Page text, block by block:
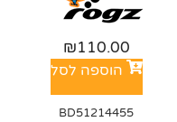
₪110.00
הוספה לסל
BD51214455